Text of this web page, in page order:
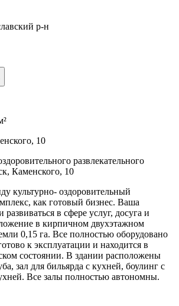
р-н
10
развлекательного
Каменского, 10
культурно- оздоровительный
как готовый бизнес. Ваша
в сфере услуг, досуга и
в кирпичном двухэтажном
0,15 га. Все полностью оборудовано
к эксплуатации и находится в
состоянии. В здании расположены
зал для бильярда с кухней, боулинг с
Все залы полностью автономны.